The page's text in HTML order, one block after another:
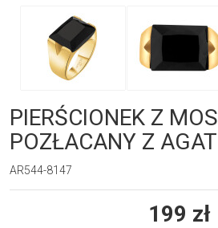
PIERŚCIONEK Z
POZŁACANY Z
AR544-8147
199 zł